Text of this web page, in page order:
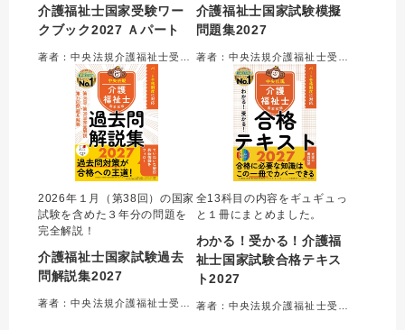
介護福祉士国家受験ワー
クブック2027 Ａパート
介護福祉士国家試験模擬
問題集2027
2026年１月（第38回）の国家
試験を含めた３年分の問題を
完全解説！
介護福祉士国家試験過去
問解説集2027
全13科目の内容をギュギュっ
と１冊にまとめました。
わかる！受かる！介護福
祉士国家試験合格テキス
ト2027